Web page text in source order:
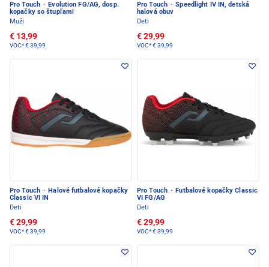
Pro Touch · Evolution FG/AG, dosp.
kopačky so štupľami
Muži
€ 13,99
VOC*€ 39,99
Pro Touch · Speedlight IV IN, detská
halová obuv
Deti
€ 29,99
VOC*€ 39,99
Pro Touch · Halové futbalové kopačky
Classic VI IN
Deti
€ 29,99
VOC*€ 39,99
Pro Touch · Futbalové kopačky Classic
VI FG/AG
Deti
€ 29,99
VOC*€ 39,99